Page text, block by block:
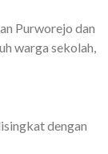
Purworejo dan
warga sekolah,
dengan